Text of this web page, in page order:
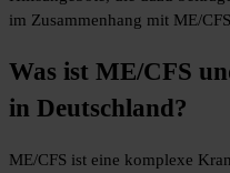
im Zusammenhang mit ME/
Was ist ME/CFS
in Deutschland?
ME/CFS ist eine komplexe